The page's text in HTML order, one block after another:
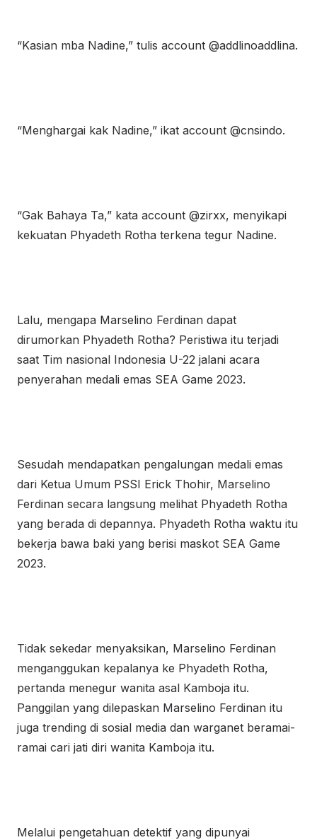
“Kasian mba Nadine,” tulis account @addlinoaddlina.
“Menghargai kak Nadine,” ikat account @cnsindo.
“Gak Bahaya Ta,” kata account @zirxx, menyikapi
kekuatan Phyadeth Rotha terkena tegur Nadine.
Lalu, mengapa Marselino Ferdinan dapat
dirumorkan Phyadeth Rotha? Peristiwa itu terjadi
saat Tim nasional Indonesia U-22 jalani acara
penyerahan medali emas SEA Game 2023.
Sesudah mendapatkan pengalungan medali emas
dari Ketua Umum PSSI Erick Thohir, Marselino
Ferdinan secara langsung melihat Phyadeth Rotha
yang berada di depannya. Phyadeth Rotha waktu itu
bekerja bawa baki yang berisi maskot SEA Game
2023.
Tidak sekedar menyaksikan, Marselino Ferdinan
menganggukan kepalanya ke Phyadeth Rotha,
pertanda menegur wanita asal Kamboja itu.
Panggilan yang dilepaskan Marselino Ferdinan itu
juga trending di sosial media dan warganet beramai-
ramai cari jati diri wanita Kamboja itu.
Melalui pengetahuan detektif yang dipunyai